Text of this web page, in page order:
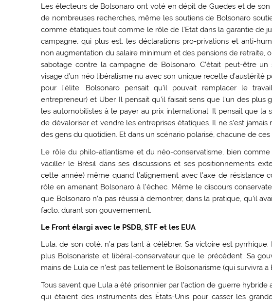
Les électeurs de Bolsonaro ont voté en dépit de Guedes et de
de nombreuses recherches, même les soutiens de Bolsonaro
comme étatiques tout comme le rôle de l’Etat dans la garantie de
campagne, qui plus est, les déclarations pro-privations et anti-
non augmentation du salaire minimum et des pensions de
sabotage contre la campagne de Bolsonaro. C’était peut-être
visage d’un néo libéralisme nu avec son unique recette d’austérité
pour l’élite. Bolsonaro pensait qu’il pouvait remplacer le
entrepreneur) et Uber. Il pensait qu’il faisait sens que l’un des
les automobilistes à le payer au prix international. Il pensait que la
de dévaloriser et vendre les entreprises étatiques. Il ne s’est
des gens du quotidien. Et dans un scénario polarisé, chacune de
Le rôle du philo-atlantisme et du néo-conservatisme, bien
vaciller le Brésil dans ses discussions et ses positionnements
cette année) même quand l’alignement avec l’axe de résistance
rôle en amenant Bolsonaro à l’échec. Même le discours
que Bolsonaro n’a pas réussi à démontrer, dans la pratique, qu’il
facto, durant son gouvernement.
Le Front élargi avec le PSDB, STF et les EUA
Lula, de son coté, n’a pas tant à célébrer. Sa victoire est
plus Bolsonariste et libéral-conservateur que le précédent. Sa
mains de Lula ce n’est pas tellement le Bolsonarisme (qui survivra a
Tous savent que Lula a été prisonnier par l’action de guerre
qui étaient des instruments des États-Unis pour casser les